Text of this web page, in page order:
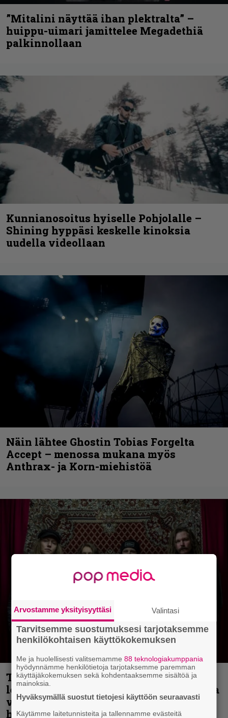
”Mitalini näyttää ihan plektralta” –
huippu-uimari jamittelee Megadethiä
palkinnollaan
Kunnianosoitus hyiselle Pohjolalle –
Shining hyppäsi keskelle kinoksia
uudella videollaan
Näin lähtee Ghostin Tobias Forgelta
Accept – menossa mukana myös
Anthrax- ja Korn-miehistöä
Thrash ’n’ roll -yhtye Madred ryydittää
levyjulkaisua keikkareissulla kuvatulla
videolla – ”Oltiin pakussa kusihädässä
helvetin väsyneenä…”
Arvostamme yksityisyyttäsi Valintasi
Tarvitsemme suostumuksesi tarjotaksemme
henkilökohtaisen käyttökokemuksen
Me ja huolellisesti valitsemamme88 teknologiakumppania
hyödynnämme henkilötietoja tarjotaksemme paremman
käyttäjäkokemuksen sekä kohdentaaksemme sisältöä ja
mainoksia.
Hyväksymällä suostut tietojesi käyttöön seuraavasti
Käytämme laitetunnisteita ja tallennamme evästeitä